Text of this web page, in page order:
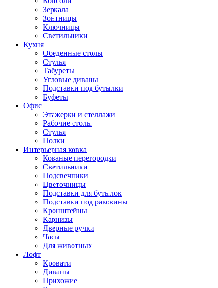
Зеркала
Зонтницы
Ключницы
Светильники
Кухня
Обеденные столы
Стулья
Табуреты
Угловые диваны
Подставки под бутылки
Буфеты
Офис
Этажерки и стеллажи
Рабочие столы
Стулья
Полки
Интерьерная ковка
Кованые перегородки
Светильники
Подсвечники
Цветочницы
Подставки для бутылок
Подставки под раковины
Кронштейны
Карнизы
Дверные ручки
Часы
Для животных
Лофт
Кровати
Диваны
Прихожие